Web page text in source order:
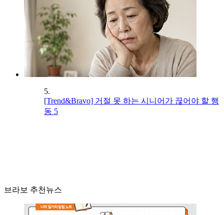
5.
[Trend&Bravo] 거절 못 하는 시니어가 끊어야 할 행
동 5
브라보 추천뉴스